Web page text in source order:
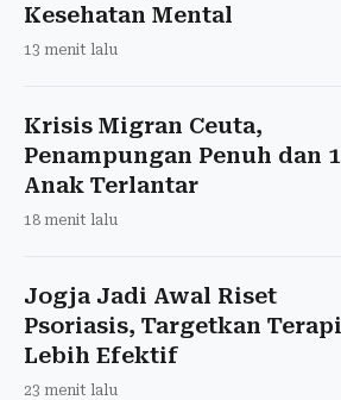
Kesehatan Mental
13 menit lalu
Krisis Migran Ceuta,
Penampungan Penuh dan
Anak Terlantar
18 menit lalu
Jogja Jadi Awal Riset
Psoriasis, Targetkan Terapi
Lebih Efektif
23 menit lalu